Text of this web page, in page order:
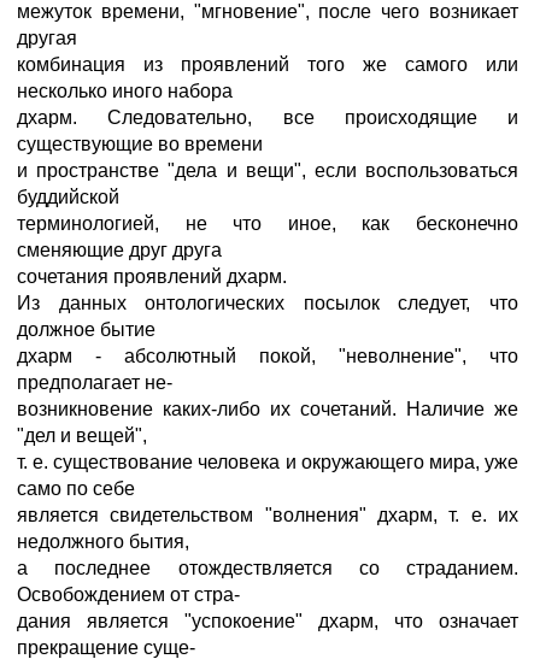
межуток времени, "мгновение", после чего возникает
другая
комбинация из проявлений того же самого или
несколько иного набора
дхарм. Следовательно, все происходящие и
существующие во времени
и пространстве "дела и вещи", если воспользоваться
буддийской
терминологией, не что иное, как бесконечно
сменяющие друг друга
сочетания проявлений дхарм.
Из данных онтологических посылок следует, что
должное бытие
дхарм - абсолютный покой, "неволнение", что
предполагает не-
возникновение каких-либо их сочетаний. Наличие же
"дел и вещей",
т. е. существование человека и окружающего мира, уже
само по себе
является свидетельством "волнения" дхарм, т. е. их
недолжного бытия,
а последнее отождествляется со страданием.
Освобождением от стра-
дания является "успокоение" дхарм, что означает
прекращение суще-